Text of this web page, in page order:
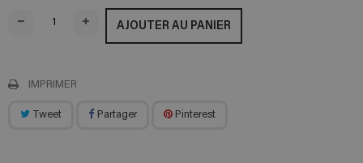
AJOUTER AU PANIER
IMPRIMER
Tweet Partager Pinterest